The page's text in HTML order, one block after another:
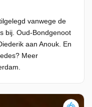
vanwege de
bij. Oud-Bondgenoot
aan Anouk. En
Meer